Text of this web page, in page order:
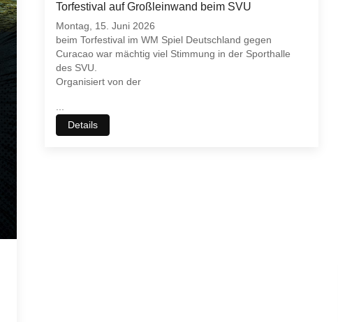
Torfestival auf Großleinwand beim SVU
Montag, 15. Juni 2026
beim Torfestival im WM Spiel Deutschland gegen
Curacao war mächtig viel Stimmung in der Sporthalle
des SVU.
Organisiert von der
...
Details